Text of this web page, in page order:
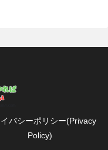
バシーポリシー(Privacy
Policy)